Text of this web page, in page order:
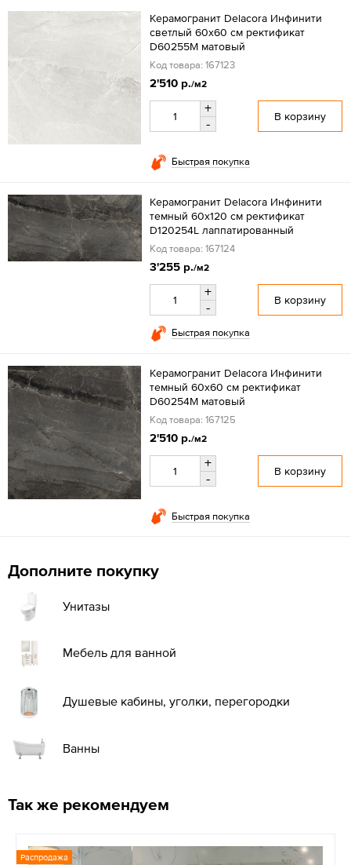
Керамогранит Delacora Инфинити
светлый 60x60 см ректификат
D60255M матовый
Код товара: 167123
2'510 р./м2
+
-
В корзину
Быстрая покупка
Керамогранит Delacora Инфинити
темный 60x120 см ректификат
D120254L лаппатированный
Код товара: 167124
3'255 р./м2
+
-
В корзину
Быстрая покупка
Керамогранит Delacora Инфинити
темный 60x60 см ректификат
D60254M матовый
Код товара: 167125
2'510 р./м2
+
-
В корзину
Быстрая покупка
Дополните покупку
Унитазы
Мебель для ванной
Душевые кабины, уголки, перегородки
Ванны
Так же рекомендуем
Распродажа